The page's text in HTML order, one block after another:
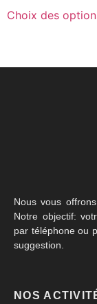
Choix des
Nous vous
Notre objectif:
par téléphone ou
suggestion.
NOS